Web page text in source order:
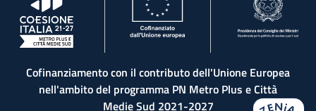
Cofinanziamento con il contributo dell'Unione Europea
nell'ambito del programma PN Metro Plus e Città
Medie Sud 2021-2027